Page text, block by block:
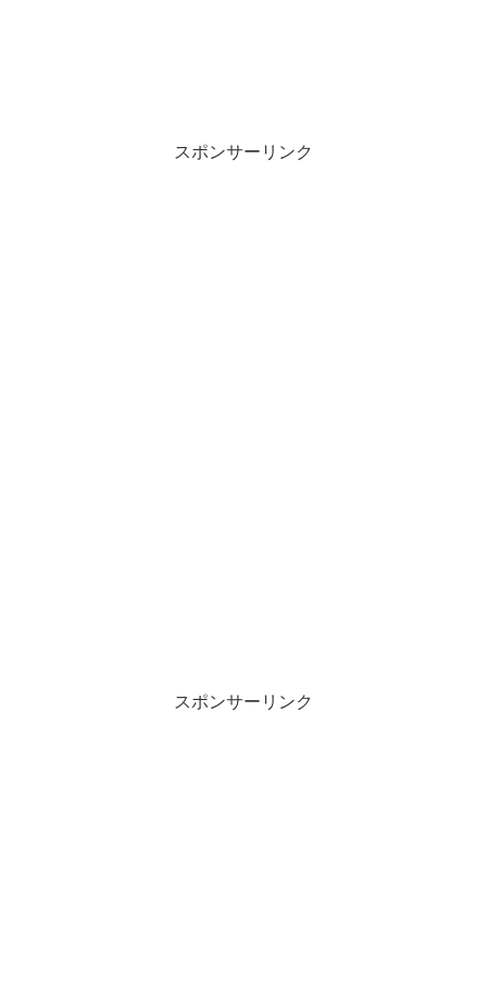
スポンサーリンク
スポンサーリンク